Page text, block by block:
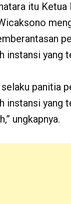
itu Ketua
instansi yang
selaku panitia
instansi yang
ungkapnya.